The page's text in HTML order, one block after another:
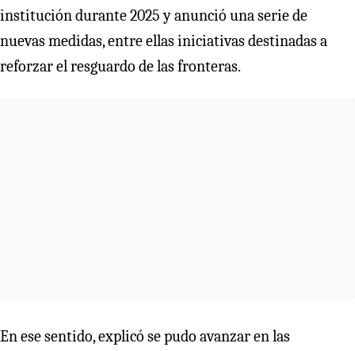
institución durante 2025 y anunció una serie de
nuevas medidas, entre ellas iniciativas destinadas a
reforzar el resguardo de las fronteras.
En ese sentido, explicó se pudo avanzar en las